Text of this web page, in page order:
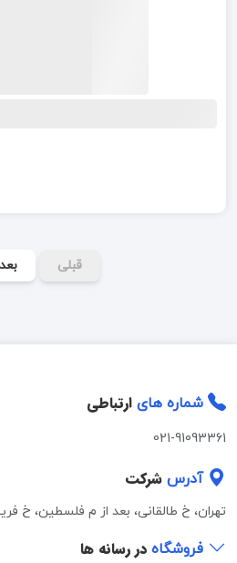
قبلی
شماره های ارتباطی
021-91093361
آدرس شرکت
تهران، خ طالقانی، بعد از م فلسطین، خ فریمان،
فروشگاه در رسانه ها